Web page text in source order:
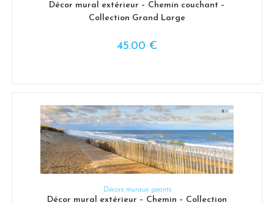
Décor mural extérieur – Chemin couchant –
Collection Grand Large
45.00 €
CHOIX DES OPTIONS
Décors muraux géants
Décor mural extérieur – Chemin – Collection